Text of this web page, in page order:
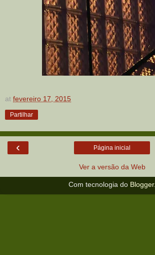
at fevereiro 17, 2015
Partilhar
‹ Página inicial
Ver a versão da Web
Com tecnologia do Blogger.